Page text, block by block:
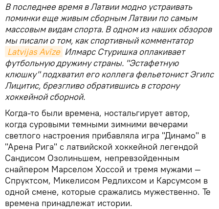
В последнее время в Латвии модно устраивать
поминки еще живым сборным Латвии по самым
массовым видам спорта. В одном из наших обзоров
мы писали о том, как спортивный комментатор
Latvijas Avīze Илмарс Стуришка оплакивает
футбольную дружину страны. "Эстафетную
клюшку" подхватил его коллега фельетонист Эгилс
Лицитис, брезгливо обратившись в сторону
хоккейной сборной.
Когда-то были времена, ностальгирует автор,
когда суровыми темными зимними вечерами
светлого настроения прибавляла игра "Динамо" в
"Арена Рига" с латвийской хоккейной легендой
Сандисом Озолиньшем, непревзойденным
снайпером Марселом Хоссой и тремя мужами —
Спруктсом, Микелисом Редлихсом и Карсумсом в
одной смене, которые сражались мужественно. Те
времена принадлежат истории.